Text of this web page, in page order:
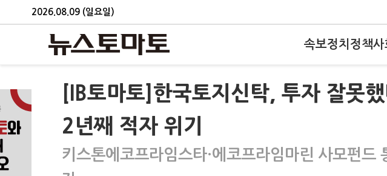
2026.08.09 (일요일)
속보정치 정책사
[IB토마토]한국토지신탁, 투자 잘못
2년째 적자 위기
키스톤에코프라임스타·에코프라임마린 사모펀드